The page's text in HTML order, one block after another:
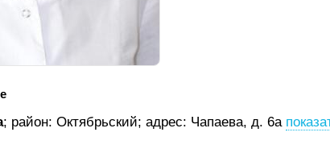
; район: Октябрьский; адрес: Чапаева, д. 6а